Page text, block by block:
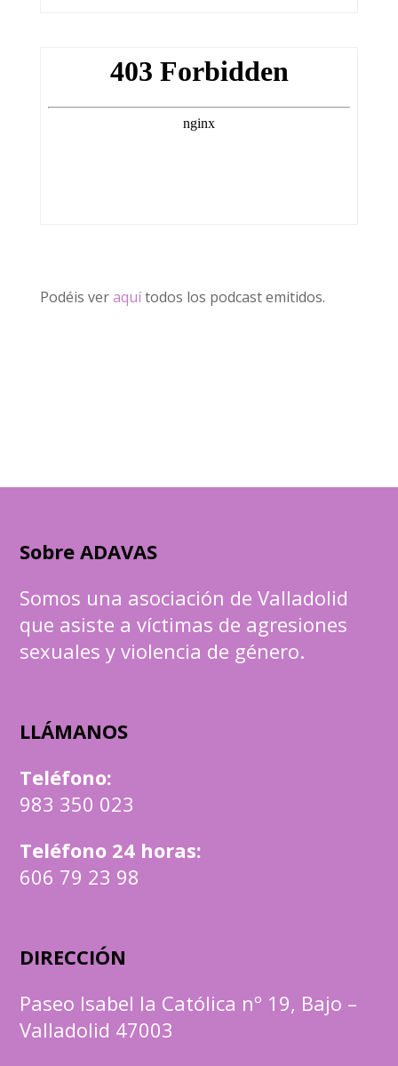
Podéis veraquítodos los podcast emitidos.
Sobre ADAVAS
Somos una asociación de Valladolid
que asiste a víctimas de agresiones
sexuales y violencia de género.
LLÁMANOS
Teléfono:
983 350 023
Teléfono 24 horas:
606 79 23 98
DIRECCIÓN
Paseo Isabel la Católica nº 19, Bajo –
Valladolid 47003